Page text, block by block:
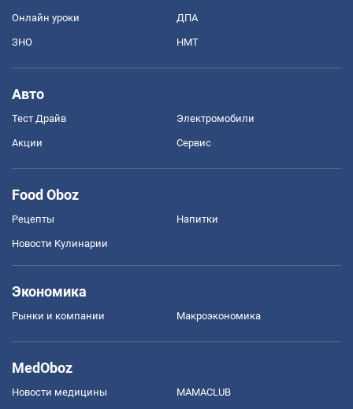
Онлайн уроки ДПА
ЗНО НМТ
Авто
Тест Драйв Электромобили
Акции Сервис
Food Oboz
Рецепты Напитки
Новости Кулинарии
Экономика
Рынки и компании Mакроэкономика
MedOboz
Новости медицины MAMACLUB